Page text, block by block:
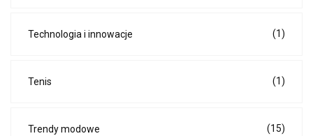
Technologia i innowacje (1)
Tenis (1)
Trendy modowe (15)